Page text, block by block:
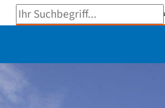
Suchbegriff eingeben